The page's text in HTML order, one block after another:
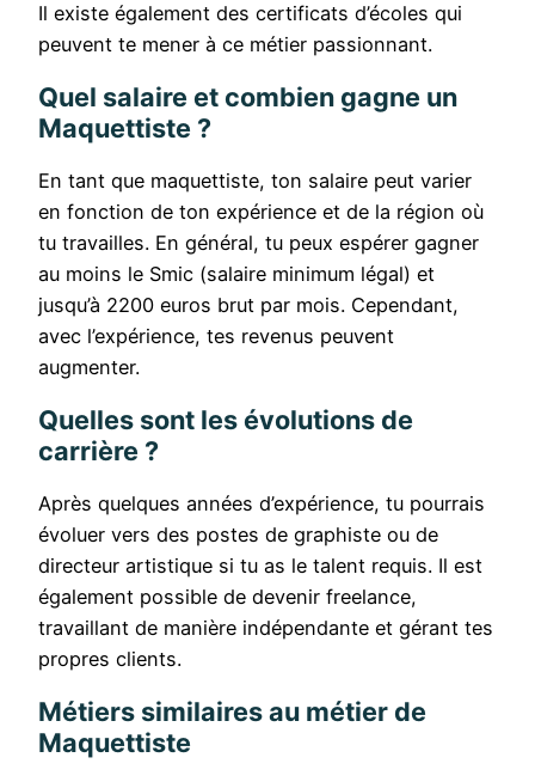
Il existe également des certificats d’écoles qui
peuvent te mener à ce métier passionnant.
Quel salaire et combien gagne un
Maquettiste ?
En tant que maquettiste, ton salaire peut varier
en fonction de ton expérience et de la région où
tu travailles. En général, tu peux espérer gagner
au moins le Smic (salaire minimum légal) et
jusqu’à 2200 euros brut par mois. Cependant,
avec l’expérience, tes revenus peuvent
augmenter.
Quelles sont les évolutions de
carrière ?
Après quelques années d’expérience, tu pourrais
évoluer vers des postes de graphiste ou de
directeur artistique si tu as le talent requis. Il est
également possible de devenir freelance,
travaillant de manière indépendante et gérant tes
propres clients.
Métiers similaires au métier de
Maquettiste